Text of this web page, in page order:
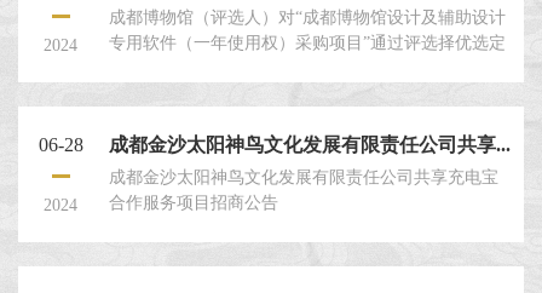
2024
成都博物馆（评选人）对“成都博物馆设计及辅助设计
专用软件（一年使用权）采购项目”通过评选择优选定
软件（一年使用权）采购项目。 ...
06-28
2024
成都金沙太阳神鸟文化发展有限责任公司共享...
成都金沙太阳神鸟文化发展有限责任公司共享充电宝
合作服务项目招商公告